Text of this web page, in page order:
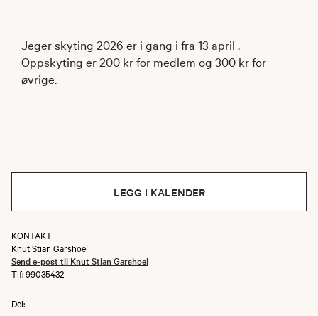
Jeger skyting 2026 er i gang i fra 13 april .
Oppskyting er 200 kr for medlem og 300 kr for
øvrige.
LEGG I KALENDER
KONTAKT
Knut Stian Garshoel
Send e-post til Knut Stian Garshoel
Tlf: 99035432
Del: